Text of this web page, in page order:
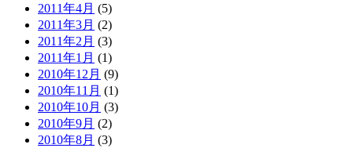
2011年4月 (5)
2011年3月 (2)
2011年2月 (3)
2011年1月 (1)
2010年12月 (9)
2010年11月 (1)
2010年10月 (3)
2010年9月 (2)
2010年8月 (3)